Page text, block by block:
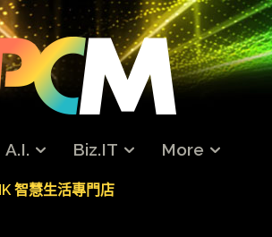
A.I. Biz.IT More
智慧生活專門店